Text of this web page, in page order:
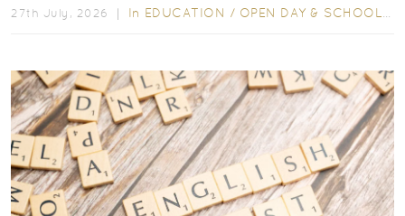
27th July, 2026 ｜ In EDUCATION / OPEN DAY & SCHOOL EVENTS